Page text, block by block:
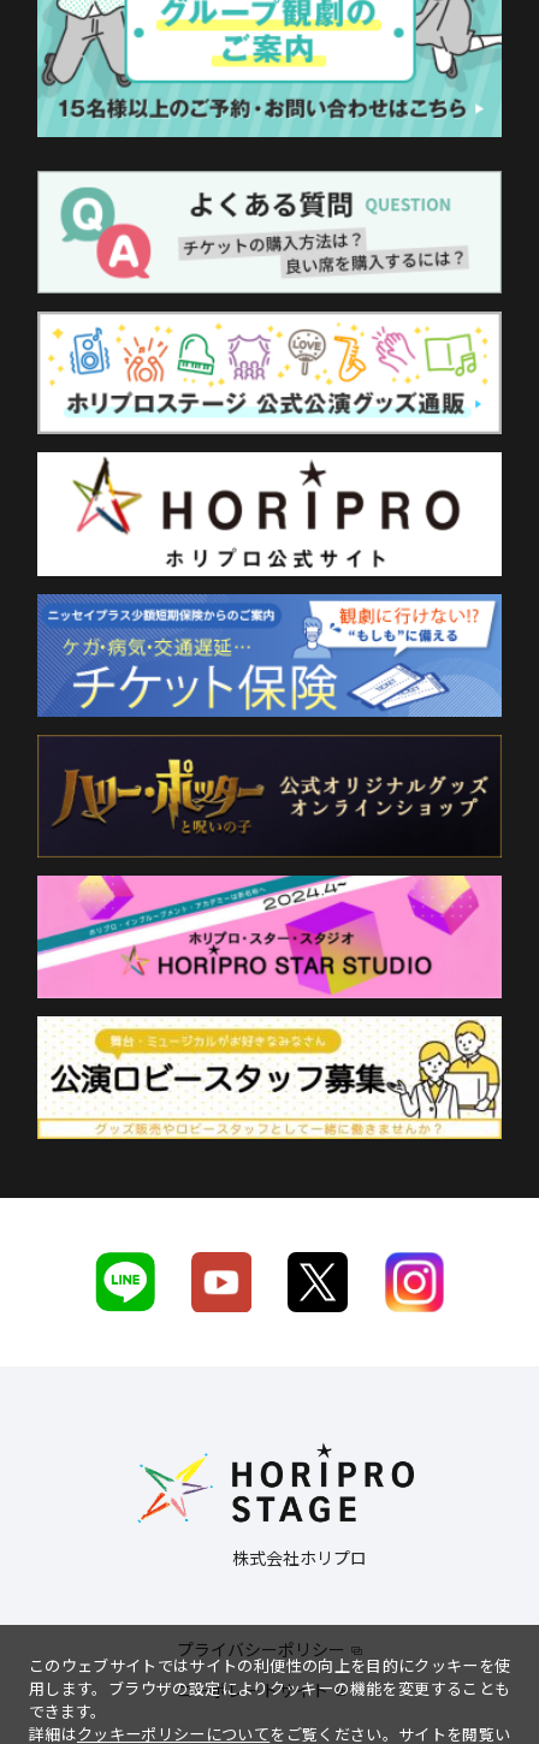
株式会社ホリプロ
プライバシーポリシー
コーポレートサイト
このウェブサイトではサイトの利便性の向上を目的にクッキーを使
用します。ブラウザの設定によりクッキーの機能を変更することも
できます。
詳細はクッキーポリシーについてをご覧ください。サイトを閲覧い